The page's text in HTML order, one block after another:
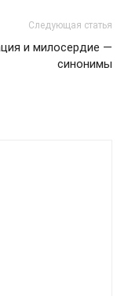
Следующая статья
и милосердие —
синонимы